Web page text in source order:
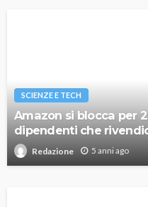
SCIENZE E TECH
Amazon si blocca per
dipendenti che
Redazione 5 anni ago